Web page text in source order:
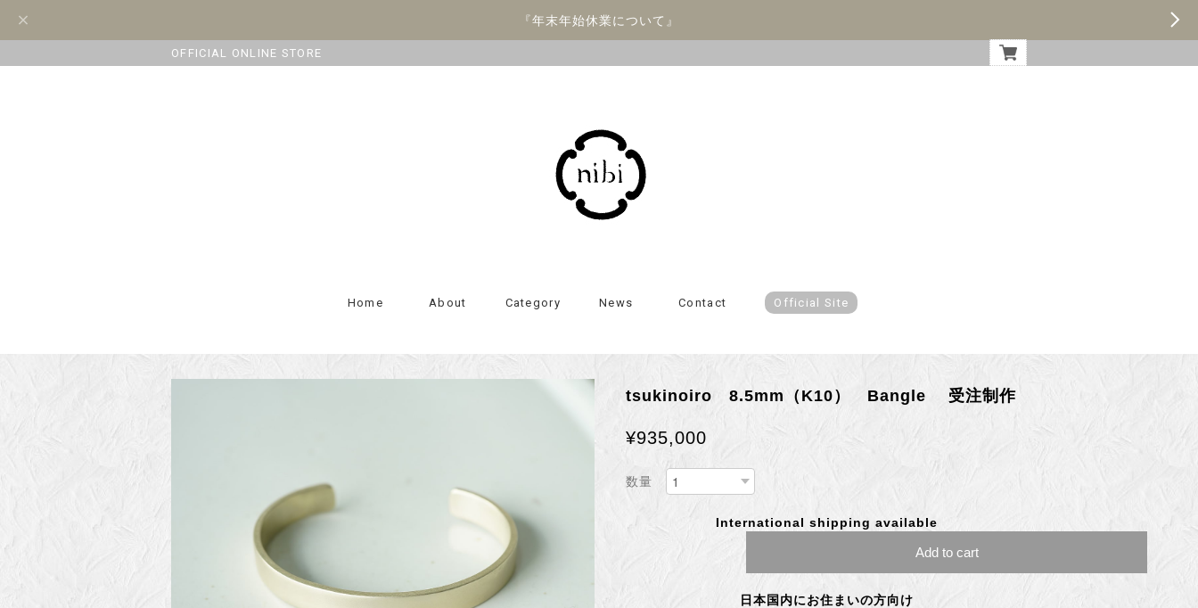
『年末年始休業について』
OFFICIAL ONLINE STORE
Home About Category News Contact Official Site
tsukinoiro 8.5mm（K10） Bangle 受注制作
¥935,000
数量
International shipping available
Add to cart
日本国内にお住まいの方向け